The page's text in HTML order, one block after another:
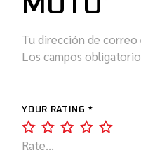
Tu dirección de
Los campos
YOUR RATING *